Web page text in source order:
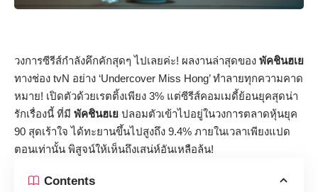
วงการซีรีส์กำลังคึกคักสุดๆ ไปเลยค่ะ! ผลงานล่าสุดของ พัคชินฮเย
ทางช่อง tvN อย่าง ‘Undercover Miss Hong’ ทำลายทุกความคาด
หมาย! เปิดตัวด้วยเรตติ้งเพียง 3% แต่ซีรีส์คอมเมดี้ย้อนยุคสุดน่า
รักเรื่องนี้ ที่มี พัคชินฮเย ปลอมตัวเข้าไปอยู่ในวงการตลาดหุ้นยุค
90 สุดเร้าใจ ได้ทะยานขึ้นไปสูงถึง 9.4% ภายในเวลาเพียงแปด
ตอนเท่านั้น พิสูจน์ให้เห็นถึงเสน่ห์อันเหลือล้น!
Contents